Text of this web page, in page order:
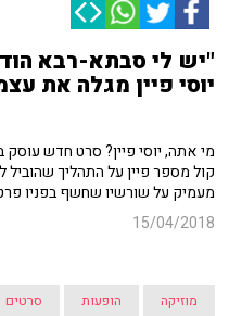
"יש לי סבתא-רבא
יוסי פיין מגלה את
קול מספר פיין על התהליך
מעמיק על שורשיו שחשף בפניו
15/04/2018
מוזיקה הופעות סרטים